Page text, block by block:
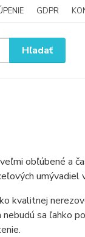
GDPR
Hľadať
obľúbené a
umývadiel
kvalitnej
sa ľahko